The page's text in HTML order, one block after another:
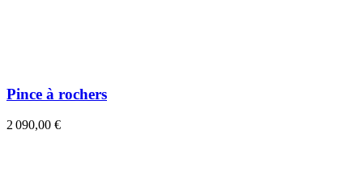
Pince à rochers
2 090,00 €